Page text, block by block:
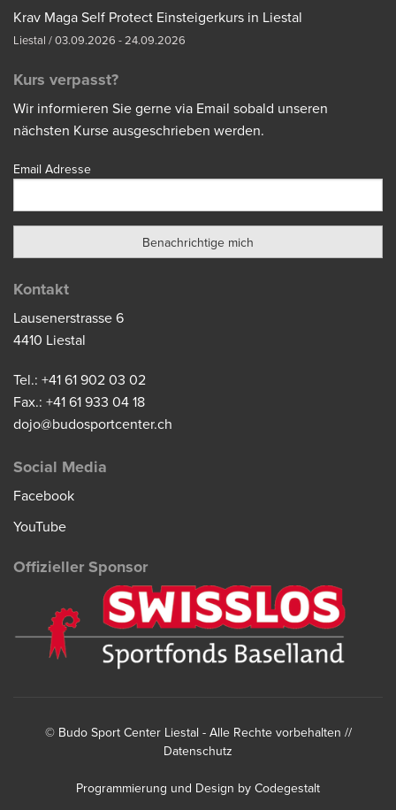
Krav Maga Self Protect Einsteigerkurs in Liestal
Liestal / 03.09.2026 - 24.09.2026
Kurs verpasst?
Wir informieren Sie gerne via Email sobald unseren
nächsten Kurse ausgeschrieben werden.
Email Adresse
Kontakt
Lausenerstrasse 6
4410 Liestal
Tel.: +41 61 902 03 02
Fax.: +41 61 933 04 18
dojo@budosportcenter.ch
Social Media
Facebook
YouTube
Offizieller Sponsor
© Budo Sport Center Liestal - Alle Rechte vorbehalten //
Datenschutz
Programmierung und Design by Codegestalt